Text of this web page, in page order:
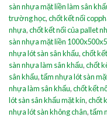
sàn nhựa mặt liền làm sân
trường học,chốt kết nối
nhựa,chốt kết nối của pallet
sàn nhựa mặt liền
nhựa lót sàn sân khấu,chốt
sàn nhựa làm sân khấu,chốt
sân khấu,tấm nhựa lót sàn
nhựa làm sân khấu,chốt kết
lót sàn sân khấu mặt kín,chốt
nhựa lót sàn không chân,tấm